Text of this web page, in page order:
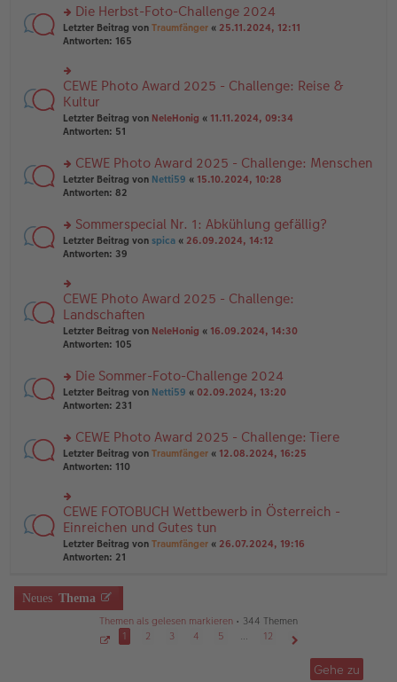
a
g
n
er
B
a
g
g
el
es
n
er
B
ei
tr
a
rs
te
u
n
g
el
es
e
er
B
ei
tr
g
Die Herbst-Foto-Challenge 2024
Letzter Beitrag von Traumfänger « 25.11.2024, 12:11
Antworten: 165
rs
te
r
u
n
el
es
e
B
ei
tr
g
CEWE Photo Award 2025 - Challenge: Reise &
Kultur
Letzter Beitrag von NeleHonig « 11.11.2024, 09:34
Antworten: 51
rs
te
n
g
el
e
n
er
B
ei
tr
g
CEWE Photo Award 2025 - Challenge: Menschen
Letzter Beitrag von Netti59 « 15.10.2024, 10:28
Antworten: 82
rs
te
u
n
g
el
es
e
er
B
ei
tr
g
Sommerspecial Nr. 1: Abkühlung gefällig?
Letzter Beitrag von spica « 26.09.2024, 14:12
Antworten: 39
rs
te
r
u
n
el
es
e
B
ei
tr
g
CEWE Photo Award 2025 - Challenge:
Landschaften
Letzter Beitrag von NeleHonig « 16.09.2024, 14:30
Antworten: 105
rs
te
n
g
el
e
n
er
B
ei
tr
g
Die Sommer-Foto-Challenge 2024
Letzter Beitrag von Netti59 « 02.09.2024, 13:20
Antworten: 231
rs
te
u
n
g
el
es
e
er
B
ei
CEWE Photo Award 2025 - Challenge: Tiere
Letzter Beitrag von Traumfänger « 12.08.2024, 16:25
Antworten: 110
rs
te
r
u
n
el
es
CEWE FOTOBUCH Wettbewerb in Österreich -
Einreichen und Gutes tun
Letzter Beitrag von Traumfänger « 26.07.2024, 19:16
Antworten: 21
Neues Thema
Themen als gelesen markieren • 344 Themen
1 2 3 4 5 …
12
Gehe zu